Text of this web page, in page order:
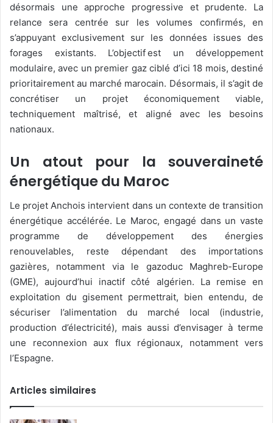
désormais une approche progressive et prudente. La
relance sera centrée sur les volumes confirmés, en
s’appuyant exclusivement sur les données issues des
forages existants. L’objectif est un développement
modulaire, avec un premier gaz ciblé d’ici 18 mois, destiné
prioritairement au marché marocain. Désormais, il s’agit de
concrétiser un projet économiquement viable,
techniquement maîtrisé, et aligné avec les besoins
nationaux.
Un atout pour la souveraineté
énergétique du Maroc
Le projet Anchois intervient dans un contexte de transition
énergétique accélérée. Le Maroc, engagé dans un vaste
programme de développement des énergies
renouvelables, reste dépendant des importations
gazières, notamment via le gazoduc Maghreb-Europe
(GME), aujourd’hui inactif côté algérien. La remise en
exploitation du gisement permettrait, bien entendu, de
sécuriser l’alimentation du marché local (industrie,
production d’électricité), mais aussi d’envisager à terme
une reconnexion aux flux régionaux, notamment vers
l’Espagne.
Articles similaires